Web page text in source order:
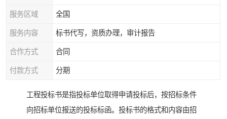
服务区域 全国
服务内容 标书代写，资质办理，审计报告
合作方式 合同
付款方式 分期
工程投标书是指投标单位取得申请投标后，按招标条件
向招标单位报送的投标标函。投标书的格式和内容由招